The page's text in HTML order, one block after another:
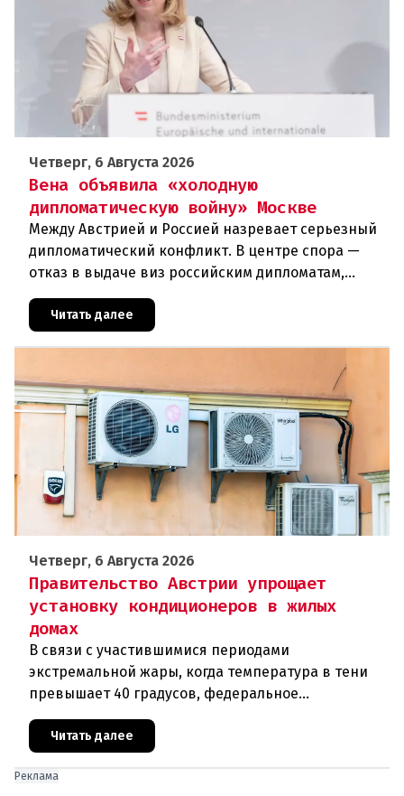
Четверг, 6 Августа 2026
Вена объявила «холодную
дипломатическую войну» Москве
Между Австрией и Россией назревает серьезный
дипломатический конфликт. В центре спора —
отказ в выдаче виз российским дипломатам,
международных организаций, которые
Читать далее
Четверг, 6 Августа 2026
Правительство Австрии упрощает
установку кондиционеров в жилых
домах
В связи с участившимися периодами
экстремальной жары, когда температура в тени
превышает 40 градусов, федеральное
проблемы перегрева жилых помещений. В среду н
Читать далее
Реклама